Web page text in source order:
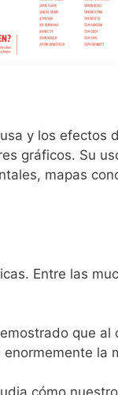
y los efectos
gráficos. Su
mapas
Entre las
que al
la